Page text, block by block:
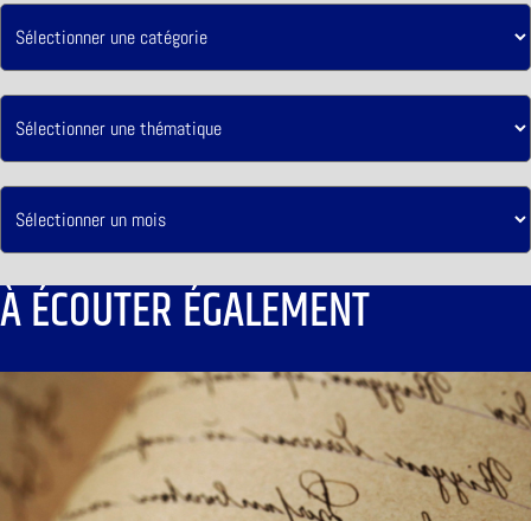
À ÉCOUTER ÉGALEMENT